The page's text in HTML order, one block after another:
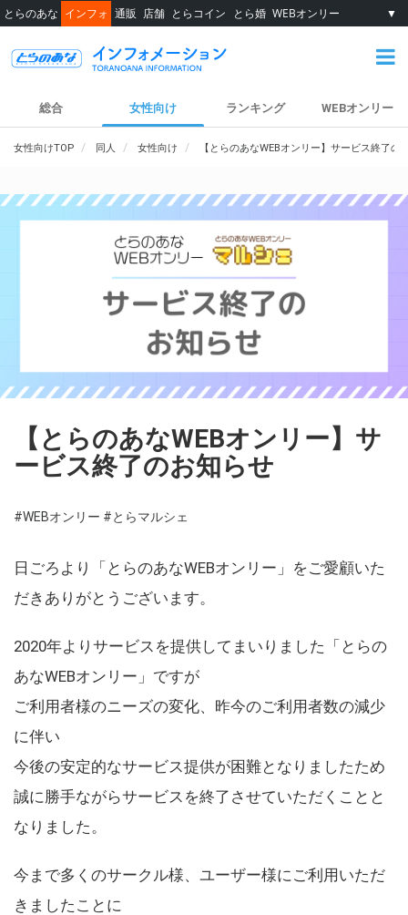
とらのあな インフォ 通販 店舗 とらコイン とら婚 WEBオンリー ▼
総合 女性向け ランキング WEBオンリー
女性向けTOP 同人 女性向け 【とらのあなWEBオンリー】サービス終了の
【とらのあなWEBオンリー】サ
ービス終了のお知らせ
#WEBオンリー #とらマルシェ
日ごろより「とらのあなWEBオンリー」をご愛顧いた
だきありがとうございます。
2020年よりサービスを提供してまいりました「とらの
あなWEBオンリー」ですが
ご利用者様のニーズの変化、昨今のご利用者数の減少
に伴い
今後の安定的なサービス提供が困難となりましたため
誠に勝手ながらサービスを終了させていただくことと
なりました。
今まで多くのサークル様、ユーザー様にご利用いただ
きましたことに